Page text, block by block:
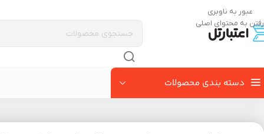
عبور به ناوبری
رفتن به محتوای اصلی
دسته بندی محصولات